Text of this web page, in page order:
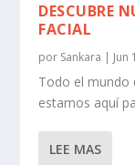
DESCUBRE
FACIAL
por Sankara | Jun
Todo el mundo
estamos aquí
LEE MAS